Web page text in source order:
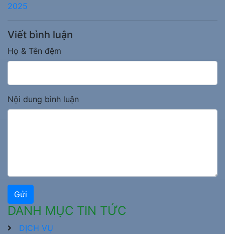
2025
Viết bình luận
Họ & Tên đệm
Nội dung bình luận
Gửi
DANH MỤC TIN TỨC
DỊCH VỤ